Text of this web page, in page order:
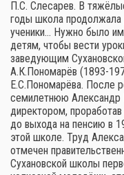
П.С. Слесарев. В
годы школа продолжала
ученики… Нужно было
детям, чтобы вести
заведующим
А.К.Пономарёв (1893-
Е.С.Пономарёва. После
семилетнюю Александр
директором,
до выхода на пенсию в
этой школе. Труд
отмечен
Сухановской школы